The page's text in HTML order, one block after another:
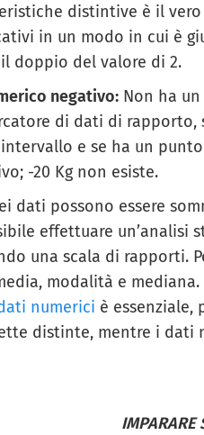
distintive è il
in un modo in cui è
il doppio del valore di 2.
negativo: Non ha
di dati di
e se ha un
-20 Kg non esiste.
dati possono essere
effettuare un’analisi
una scala di rapporti.
modalità e mediana.
numerici è
distinte, mentre i dati
IMPARARE